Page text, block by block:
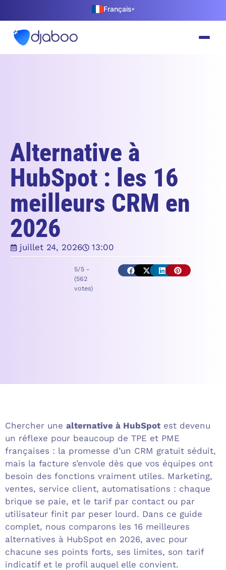
Français▾
Alternative à
HubSpot : les 16
meilleurs CRM en
2026
juillet 24, 2026 13:00
5/5 -
(562
votes)
Chercher une alternative à HubSpot est devenu
un réflexe pour beaucoup de TPE et PME
françaises : la promesse d’un CRM gratuit séduit,
mais la facture s’envole dès que vos équipes ont
besoin des fonctions vraiment utiles. Marketing,
ventes, service client, automatisations : chaque
brique se paie, et le tarif par contact ou par
utilisateur finit par peser lourd. Dans ce guide
complet, nous comparons les 16 meilleures
alternatives à HubSpot en 2026, avec pour
chacune ses points forts, ses limites, son tarif
indicatif et le profil auquel elle convient.